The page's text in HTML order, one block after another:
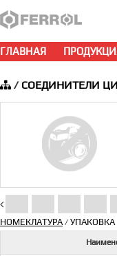
ГЛАВНАЯ
/ СОЕДИНИТЕЛИ
НОМЕКЛАТУРА/ УПАКОВКА